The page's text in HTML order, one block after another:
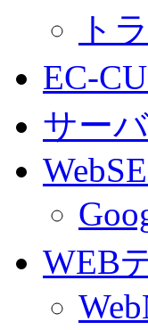
ト
EC-
サー
WEB